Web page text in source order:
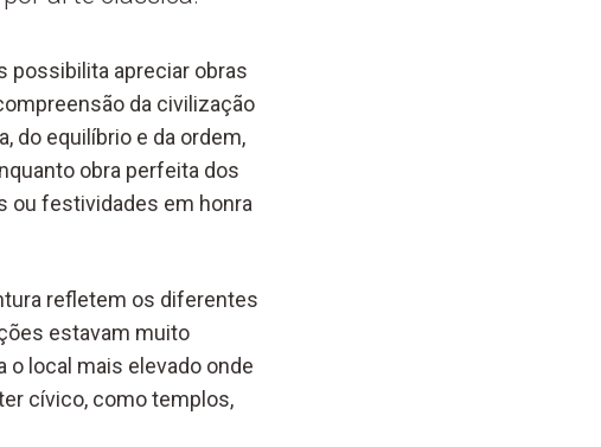
possibilita apreciar obras
da civilização
do equilíbrio e da ordem,
obra perfeita dos
ou festividades em honra
refletem os diferentes
estavam muito
o local mais elevado onde
cívico, como templos,